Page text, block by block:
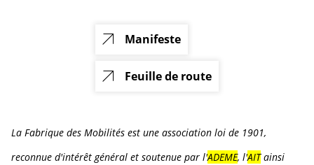
Manifeste
Feuille de route
La Fabrique des Mobilités est une association loi de 1901,
reconnue d'intérêt général et soutenue par l'ADEME, l'AITainsi